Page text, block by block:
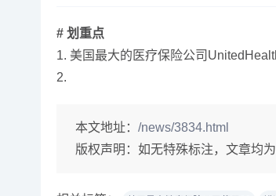
# 划重点
1. 美国最大的医疗保险公司
2.
本文地址： /news/3834.html
版权声明： 如无特殊标注，文章均